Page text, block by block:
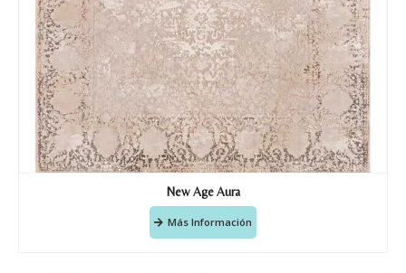
New Age Aura
Más Información
Acuerdo RGPD*
Doy mi consentimiento para que
esta web almacene la
información que envío para que
puedan responder a mi petición.
Recibir mi oferta